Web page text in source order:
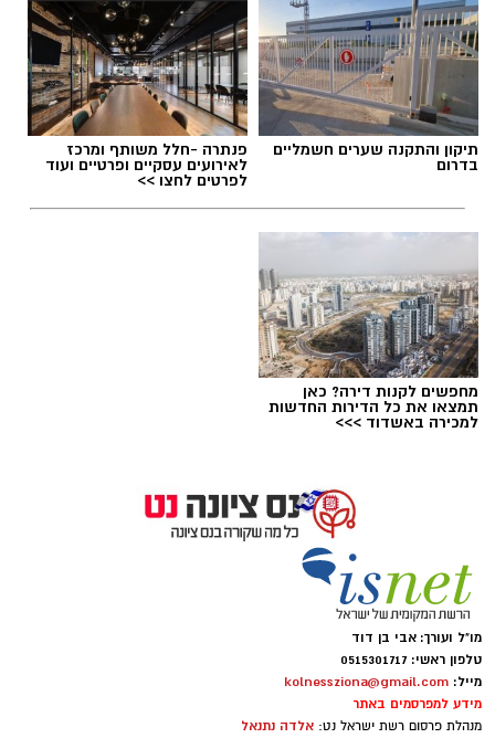
תגים:תיכון מגשימים, אופרת ראפ
צילום מסך- יוטיוב
תיקון והתקנה שערים חשמליים
בדרום
פנתרה -חלל משותף ומרכז
לאירועים עסקיים ופרטיים ועוד
לפרטים לחצו >>
מחפשים לקנות דירה? כאן
תמצאו את כל הדירות החדשות
למכירה באשדוד >>>
מו"ל ועורך: אבי בן דוד
טלפון ראשי: 0515301717
מייל: kolnessziona@gmail.com
מידע למפרסמים באתר
מנהלת פרסום רשת ישראל נט: אלדה נתנאל